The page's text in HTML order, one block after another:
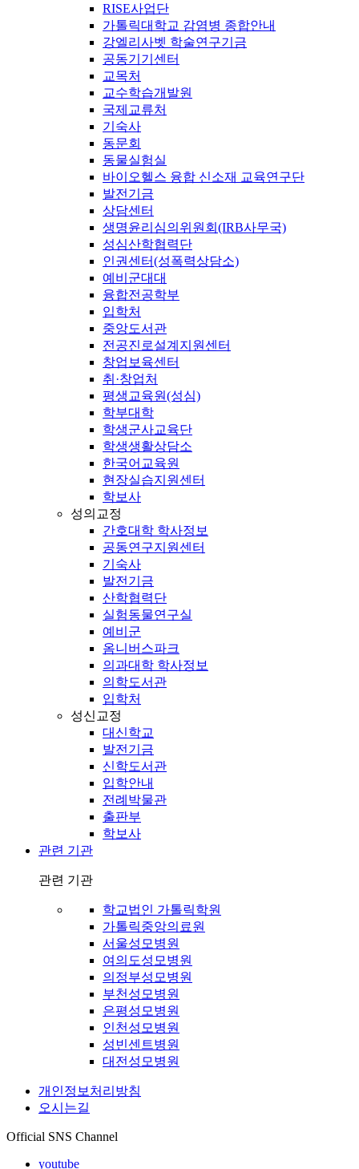
RISE사업단
가톨릭대학교 감염병 종합안내
강엘리사벳 학술연구기금
공동기기센터
교목처
교수학습개발원
국제교류처
기숙사
동문회
동물실험실
바이오헬스 융합 신소재 교육연구단
발전기금
상담센터
생명윤리심의위원회(IRB사무국)
성심산학협력단
인권센터(성폭력상담소)
예비군대대
융합전공학부
입학처
중앙도서관
전공진로설계지원센터
창업보육센터
취·창업처
평생교육원(성심)
학부대학
학생군사교육단
학생생활상담소
한국어교육원
현장실습지원센터
학보사
성의교정
간호대학 학사정보
공동연구지원센터
기숙사
발전기금
산학협력단
실험동물연구실
예비군
옴니버스파크
의과대학 학사정보
의학도서관
입학처
성신교정
대신학교
발전기금
신학도서관
입학안내
전례박물관
출판부
학보사
관련 기관
관련 기관
학교법인 가톨릭학원
가톨릭중앙의료원
서울성모병원
여의도성모병원
의정부성모병원
부천성모병원
은평성모병원
인천성모병원
성빈센트병원
대전성모병원
개인정보처리방침
오시는길
Official SNS Channel
youtube